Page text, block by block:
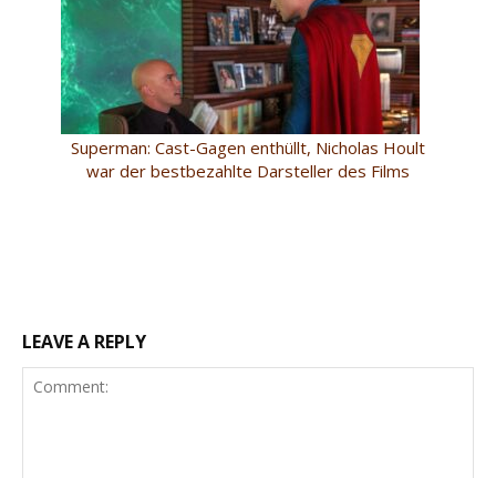
Superman: Cast-Gagen enthüllt, Nicholas Hoult
war der bestbezahlte Darsteller des Films
LEAVE A REPLY